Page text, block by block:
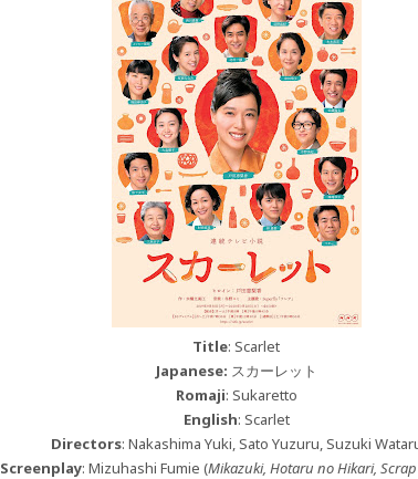
Title: Scarlet
Japanese: スカーレット
Romaji: Sukaretto
English: Scarlet
Directors: Nakashima Yuki, Sato Yuzuru, Suzuki
Screenplay: Mizuhashi Fumie (Mikazuki, Hotaru no Hikari, Scrap